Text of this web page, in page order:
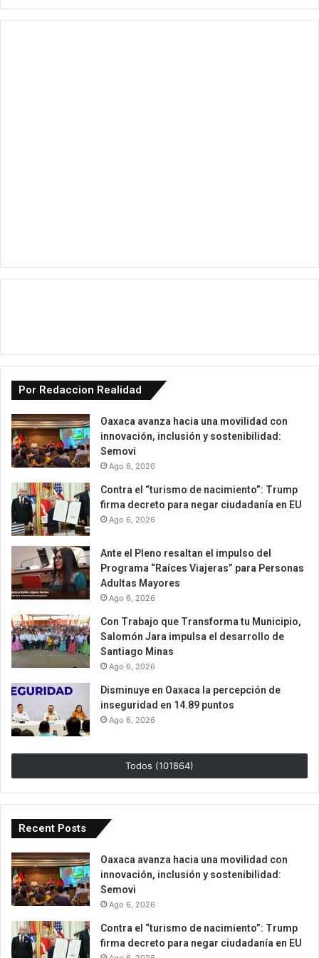
Por Redaccion Realidad
Oaxaca avanza hacia una movilidad con
innovación, inclusión y sostenibilidad:
Semovi
Ago 6, 2026
Contra el “turismo de nacimiento”: Trump
firma decreto para negar ciudadanía en EU
Ago 6, 2026
Ante el Pleno resaltan el impulso del
Programa “Raíces Viajeras” para Personas
Adultas Mayores
Ago 6, 2026
Con Trabajo que Transforma tu Municipio,
Salomón Jara impulsa el desarrollo de
Santiago Minas
Ago 6, 2026
Disminuye en Oaxaca la percepción de
inseguridad en 14.89 puntos
Ago 6, 2026
Todos (101864)
Recent Posts
Oaxaca avanza hacia una movilidad con
innovación, inclusión y sostenibilidad:
Semovi
Ago 6, 2026
Contra el “turismo de nacimiento”: Trump
firma decreto para negar ciudadanía en EU